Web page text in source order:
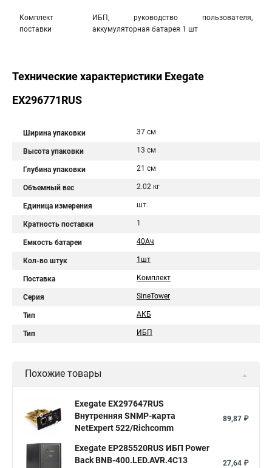
Комплект
поставки
ИБП, руководство пользователя,
аккумуляторная батарея 1 шт
Технические характеристики Exegate
EX296771RUS
Ширина упаковки 37 см
Высота упаковки 13 см
Глубина упаковки 21 см
Объемный вес 2.02 кг
Единица измерения шт.
Кратность поставки 1
Емкость батареи 40Aч
Кол-во штук 1шт
Поставка Комплект
Серия SineTower
Тип АКБ
Тип ИБП
Похожие товары
Exegate EX297647RUS
Внутренняя SNMP-карта
NetExpert 522/Richcomm
89,87 ₽
Exegate EP285520RUS ИБП Power
Back BNB-400.LED.AVR.4C13
27,64 ₽